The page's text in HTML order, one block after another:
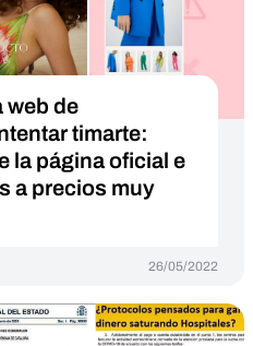
web de
timarte:
la página oficial e
a precios muy
26/05/2022